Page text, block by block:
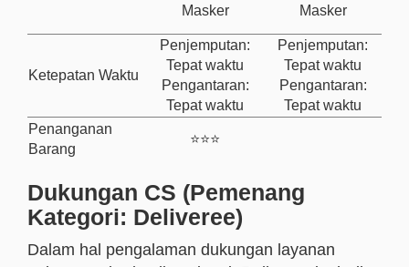
Masker Masker
Ketepatan Waktu
Penjemputan:
Tepat waktu
Pengantaran:
Tepat waktu
Penjemputan:
Tepat waktu
Pengantaran:
Tepat waktu
Penanganan
Barang
⭐⭐⭐
Dukungan CS (Pemenang
Kategori: Deliveree)
Dalam hal pengalaman dukungan layanan